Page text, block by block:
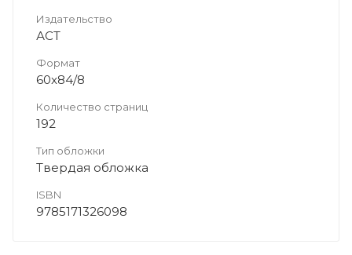
Издательство
АСТ
Формат
60x84/8
Количество страниц
192
Тип обложки
Твердая обложка
ISBN
9785171326098